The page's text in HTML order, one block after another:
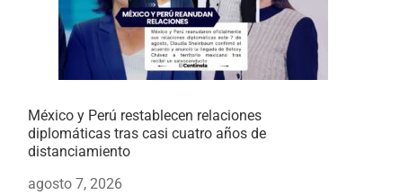
México y Perú restablecen relaciones
diplomáticas tras casi cuatro años de
distanciamiento
agosto 7, 2026